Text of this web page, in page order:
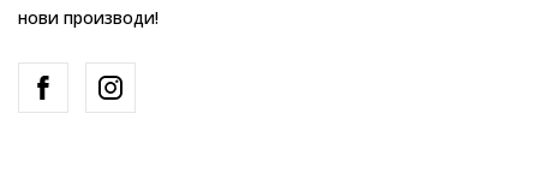
нови производи!